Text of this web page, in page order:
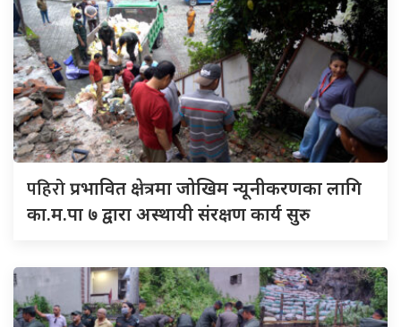
पहिरोप्रभावित क्षेत्रमा जोखिम न्यूनीकरणका लागि
का.म.पा ७ द्वारा अस्थायी संरक्षण कार्य सुरु